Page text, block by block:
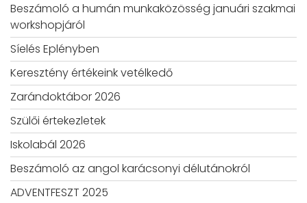
Beszámoló a humán munkaközösség januári szakmai
workshopjáról
Síelés Eplényben
Keresztény értékeink vetélkedő
Zarándoktábor 2026
Szülői értekezletek
Iskolabál 2026
Beszámoló az angol karácsonyi délutánokról
ADVENTFESZT 2025